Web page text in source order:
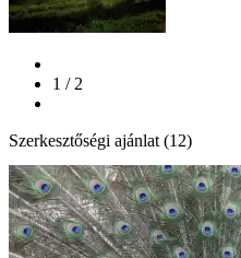
1 / 2
Szerkesztőségi ajánlat (12)